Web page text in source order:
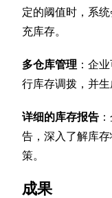
定的阈值时，系
充库存。
多仓库管理 ：企
行库存调拨，并生
详细的库存报告
告，深入了解库
策。
成果